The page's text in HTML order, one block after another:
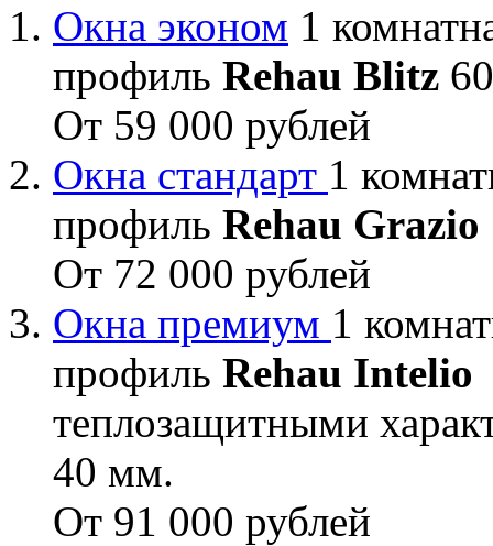
Окна эконом 1
профиль Rehau Blitz
От 59 000 рублей
Окна стандарт 1
профиль Rehau Grazio
От 72 000 рублей
Окна премиум 1
профиль Rehau Intelio
теплозащитными
40 мм.
От 91 000 рублей